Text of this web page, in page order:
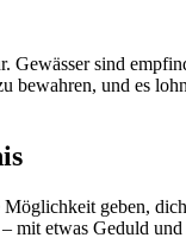
sind
und es
geben,
etwas Geduld